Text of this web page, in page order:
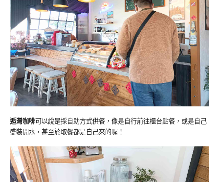
逅灣咖啡可以說是採自助方式供餐，像是自行前往櫃台點餐，或是自己
盛裝開水，甚至於取餐都是自己來的喔！